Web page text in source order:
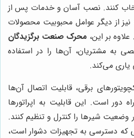
کنند. نصب آسان و خدمات پس از
از دیگر عوامل محبوبیت محصولات
بر این، محرک صنعت برگزیدگان
به مشتریان، آن‌ها را در استفاده
یاری می‌کند.
برقی، قابلیت اتصال آن‌ها
دور است. این قابلیت به اپراتورها
وضعیت شیرها را کنترل و تنظیم کنند.
که دسترسی به تجهیزات دشوار است،